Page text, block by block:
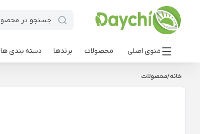
منوی اصلی محصولات برندها دسته بندی ها
خانه/محصولات